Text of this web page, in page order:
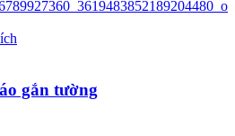
gắn tường